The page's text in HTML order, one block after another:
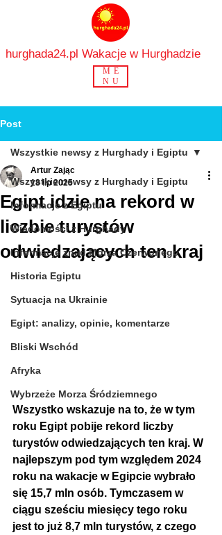
hurghada24.pl Wakacje w Hurghadzie
ME
NU
Post
Wszystkie newsy z Hurghady i Egiptu
Informacje z Egiptu
Wiadomości z Hurghady
Informacje znad Morza Czerwonego
Historia Egiptu
Sytuacja na Ukrainie
Egipt: analizy, opinie, komentarze
Bliski Wschód
Afryka
Wybrzeże Morza Śródziemnego
Wszystkie newsy z Hurghady i Egiptu
Egipt idzie na rekord w
liczbie turystów
odwiedzających ten kraj
Artur Zając
18 lip 2025
Wszystko wskazuje na to, że w tym
roku Egipt pobije rekord liczby
turystów odwiedzających ten kraj. W
najlepszym pod tym względem 2024
roku na wakacje w Egipcie wybrało
się 15,7 mln osób. Tymczasem w
ciągu sześciu miesięcy tego roku
jest to już 8,7 mln turystów, z czego